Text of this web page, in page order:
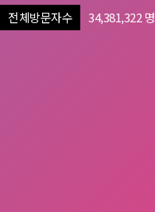
전체방문자수 34,381,322 명